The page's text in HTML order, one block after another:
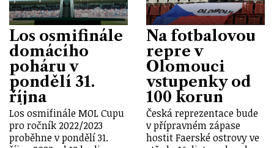
Los osmifinále
domácího
poháru v
pondělí 31.
října
Los osmifinále MOL Cupu
pro ročník 2022/2023
proběhne v pondělí 31.
Na fotbalovou
repre v
Olomouci
vstupenky od
100 korun
Česká reprezentace bude
v přípravném zápase
hostit Faerské ostrovy ve